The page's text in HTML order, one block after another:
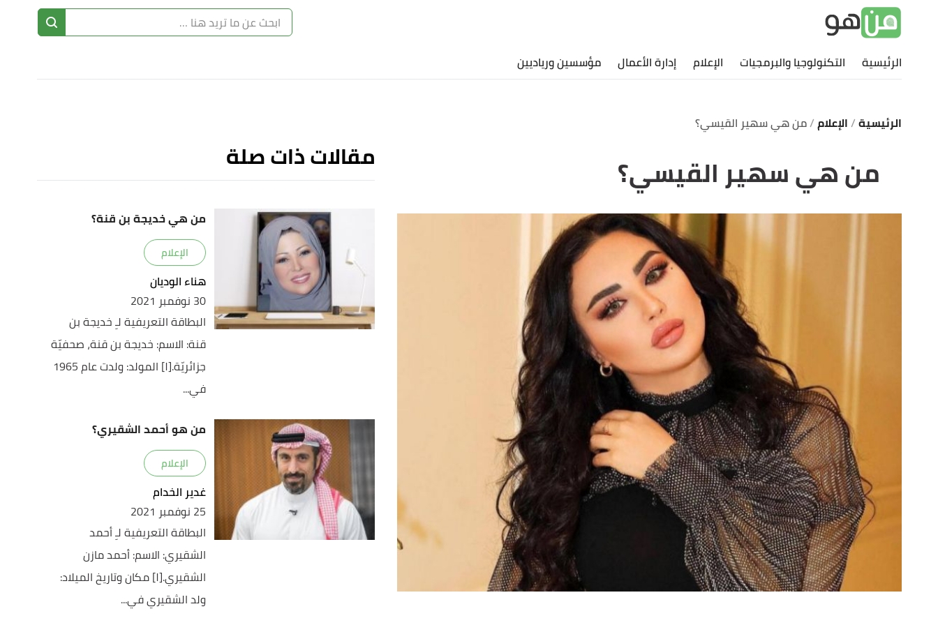
الرئيسية التكنولوجيا والبرمجيات الإعلام إدارة الأعمال مؤسسين ورياديين
الرئيسية الإعلام من هي سهير القيسي؟
من هي سهير القيسي؟ مقالات ذات صلة
من هي خديجة بن قنة؟
الإعلام
هناء الوديان
30 نوفمبر 2021
البطاقة التعريفية لـِ خديجة بن
قنة: الاسم: خديجة بن قنة، صحفيّة
جزائريّة.[١] المولد: ولدت عام 1965
في...
من هو أحمد الشقيري؟
الإعلام
غدير الخدام
25 نوفمبر 2021
البطاقة التعريفية لـِ أحمد
الشقيري: الاسم: أحمد مازن
الشقيري.[١] مكان وتاريخ الميلاد:
ولد الشقيري في...